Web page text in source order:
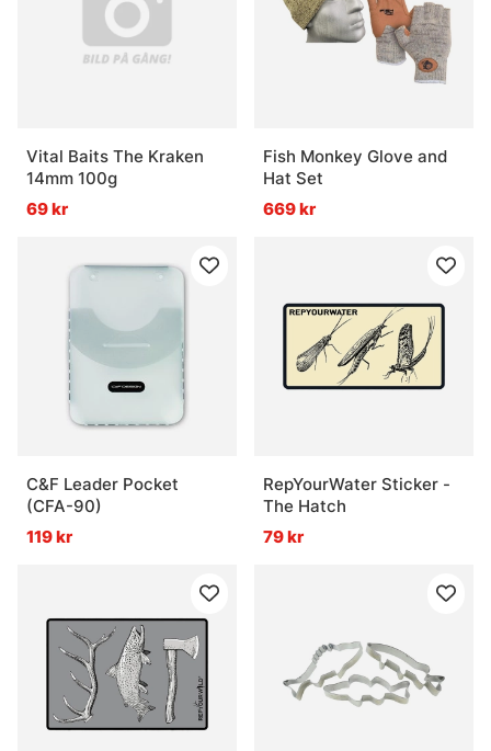
Vad är levande mask bra för?
Vital Baits The Kraken
14mm 100g
69 kr
Fish Monkey Glove and
Hat Set
669 kr
C&F Leader Pocket
(CFA-90)
119 kr
RepYourWater Sticker -
The Hatch
79 kr